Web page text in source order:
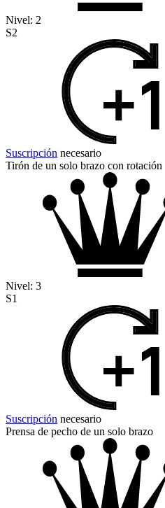
Nivel: 2
S2
Suscripción necesario
Tirón de un solo brazo con rotación
Nivel: 3
S1
Suscripción necesario
Prensa de pecho de un solo brazo